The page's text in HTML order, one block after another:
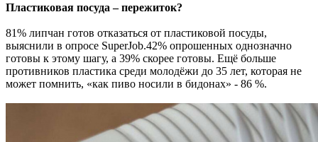
Пластиковая посуда – пережиток?
81% липчан готов отказаться от пластиковой посуды,
выяснили в опросе SuperJob.42% опрошенных однозначно
готовы к этому шагу, а 39% скорее готовы. Ещё больше
противников пластика среди молодёжи до 35 лет, которая не
может помнить, «как пиво носили в бидонах» - 86 %.